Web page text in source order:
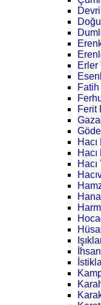
Erler
Fatih
Ferit
Hacı
Hacı